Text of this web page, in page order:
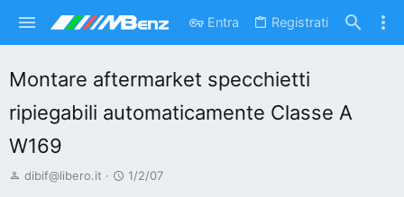
Entra Registrati
Montare aftermarket specchietti
ripiegabili automaticamente Classe A
W169
A
dibif@libero.it
D
1/2/07